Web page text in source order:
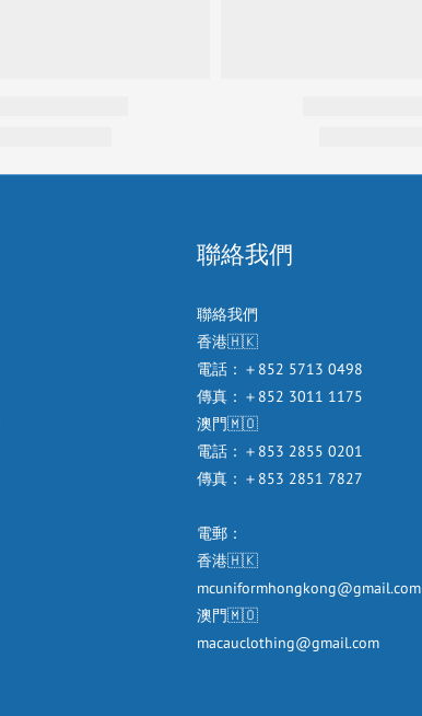
聯絡我們
聯絡我們
香港🇭🇰
電話：＋852 5713 0498
傳真：＋852 3011 1175
澳門🇲🇴
電話：＋853 2855 0201
傳真：＋853 2851 7827
電郵：
香港🇭🇰
mcuniformhongkong@gmail.com
澳門🇲🇴
macauclothing@gmail.com